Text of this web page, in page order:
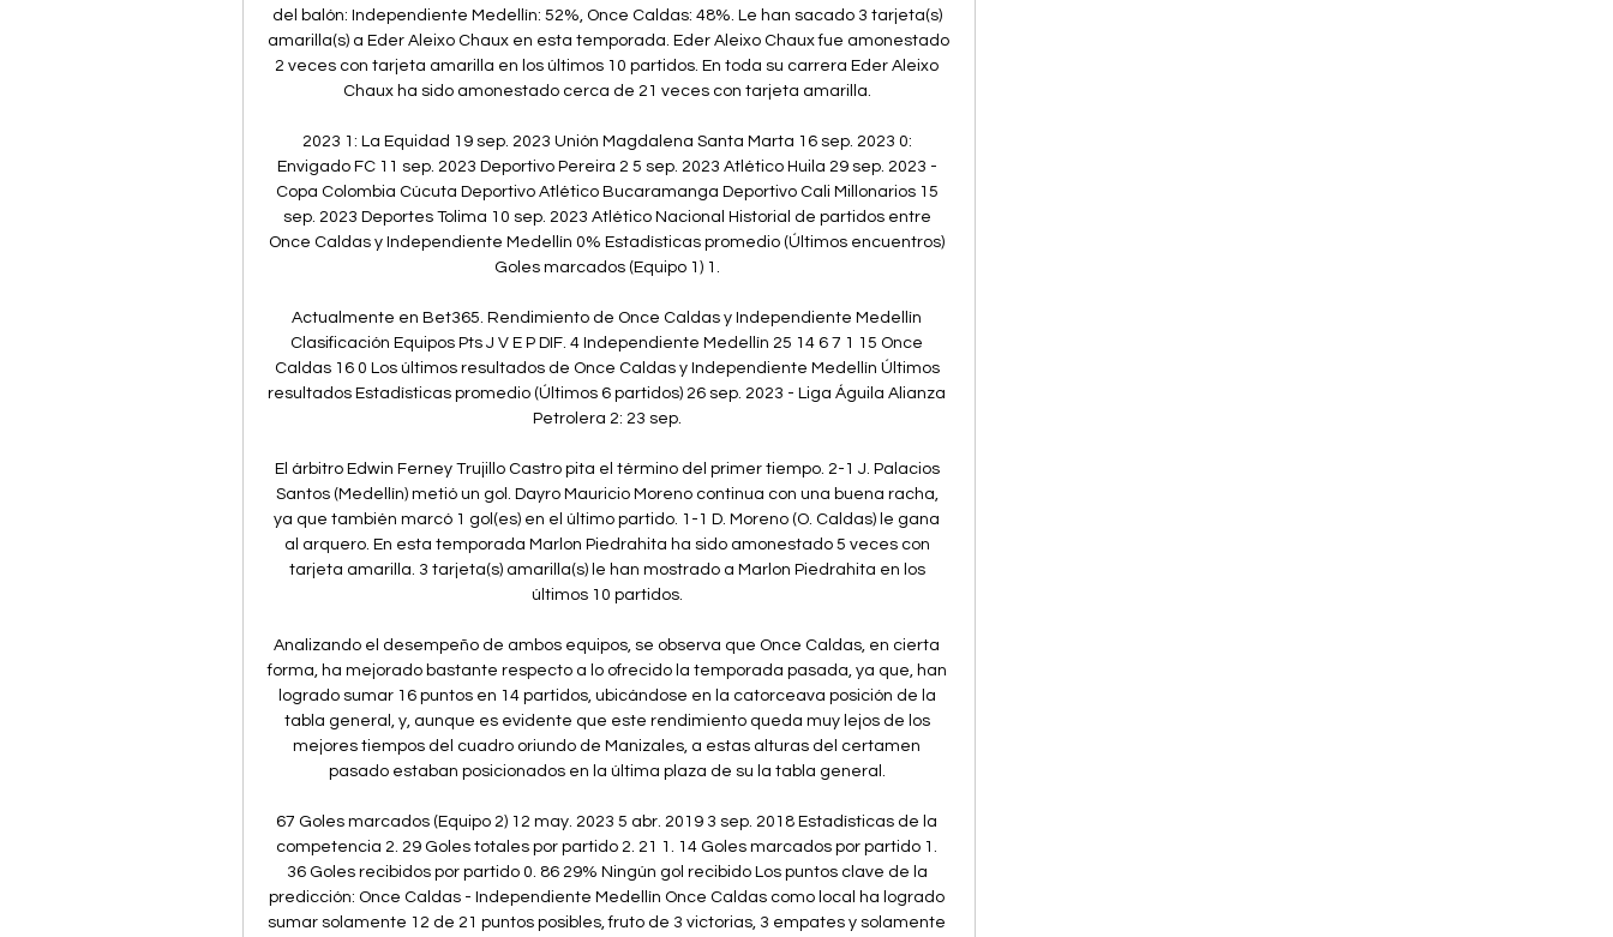
del balón: Independiente Medellín: 52%, Once Caldas: 48%. Le han sacado 3 tarjeta(s)
amarilla(s) a Eder Aleixo Chaux en esta temporada. Eder Aleixo Chaux fue amonestado
2 veces con tarjeta amarilla en los últimos 10 partidos. En toda su carrera Eder Aleixo
Chaux ha sido amonestado cerca de 21 veces con tarjeta amarilla.
2023 1: La Equidad 19 sep. 2023 Unión Magdalena Santa Marta 16 sep. 2023 0:
Envigado FC 11 sep. 2023 Deportivo Pereira 2 5 sep. 2023 Atlético Huila 29 sep. 2023 -
Copa Colombia Cúcuta Deportivo Atlético Bucaramanga Deportivo Cali Millonarios 15
sep. 2023 Deportes Tolima 10 sep. 2023 Atlético Nacional Historial de partidos entre
Once Caldas y Independiente Medellín 0% Estadísticas promedio (Últimos encuentros)
Goles marcados (Equipo 1) 1.
Actualmente en Bet365. Rendimiento de Once Caldas y Independiente Medellín
Clasificación Equipos Pts J V E P DIF. 4 Independiente Medellín 25 14 6 7 1 15 Once
Caldas 16 0 Los últimos resultados de Once Caldas y Independiente Medellín Últimos
resultados Estadísticas promedio (Últimos 6 partidos) 26 sep. 2023 - Liga Águila Alianza
Petrolera 2: 23 sep.
El árbitro Edwin Ferney Trujillo Castro pita el término del primer tiempo. 2-1 J. Palacios
Santos (Medellín) metió un gol. Dayro Mauricio Moreno continua con una buena racha,
ya que también marcó 1 gol(es) en el último partido. 1-1 D. Moreno (O. Caldas) le gana
al arquero. En esta temporada Marlon Piedrahita ha sido amonestado 5 veces con
tarjeta amarilla. 3 tarjeta(s) amarilla(s) le han mostrado a Marlon Piedrahita en los
últimos 10 partidos.
Analizando el desempeño de ambos equipos, se observa que Once Caldas, en cierta
forma, ha mejorado bastante respecto a lo ofrecido la temporada pasada, ya que, han
logrado sumar 16 puntos en 14 partidos, ubicándose en la catorceava posición de la
tabla general, y, aunque es evidente que este rendimiento queda muy lejos de los
mejores tiempos del cuadro oriundo de Manizales, a estas alturas del certamen
pasado estaban posicionados en la última plaza de su la tabla general.
67 Goles marcados (Equipo 2) 12 may. 2023 5 abr. 2019 3 sep. 2018 Estadísticas de la
competencia 2. 29 Goles totales por partido 2. 21 1. 14 Goles marcados por partido 1.
36 Goles recibidos por partido 0. 86 29% Ningún gol recibido Los puntos clave de la
predicción: Once Caldas - Independiente Medellín Once Caldas como local ha logrado
sumar solamente 12 de 21 puntos posibles, fruto de 3 victorias, 3 empates y solamente